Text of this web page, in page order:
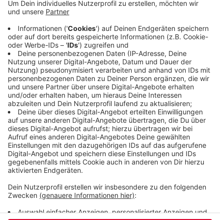
schnell Richtung Barmen fuhr. Dabei überholte er
mehrere Autos, mal links, mal rechts. Laut Polizei
fühlte sich ein 22 Jahre alter Golf-Fahrer animiert
und beschleunigte ebenfalls - beide Fahrzeuge
fuhren zu schnell und nebeneinander die B7
entlang, ehe sie von der Polizei am Engelsgarten
angehalten und kontrolliert wurden.
Veröffentlicht:Samstag, 07.03.2026 08:21
Anzeige
Anzeige